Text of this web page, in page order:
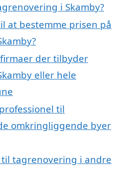
i Skamby?
at bestemme prisen på
der tilbyder
eller hele
til
omkringliggende byer
tagrenovering i andre